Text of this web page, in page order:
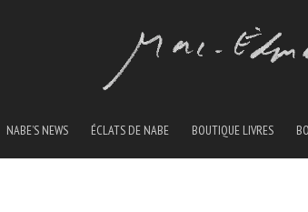
NABE’S NEWS ÉCLATS DE NABE BOUTIQUE LIVRES